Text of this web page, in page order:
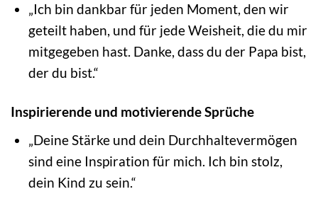
„Ich bin dankbar für jeden Moment, den wir
geteilt haben, und für jede Weisheit, die du mir
mitgegeben hast. Danke, dass du der Papa bist,
der du bist.“
Inspirierende und motivierende Sprüche
„Deine Stärke und dein Durchhaltevermögen
sind eine Inspiration für mich. Ich bin stolz,
dein Kind zu sein.“